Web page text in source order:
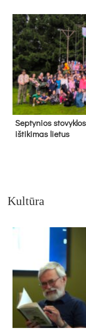
Sep­ty­nios
iš­ti­ki­mas lie­tus
Kultūra